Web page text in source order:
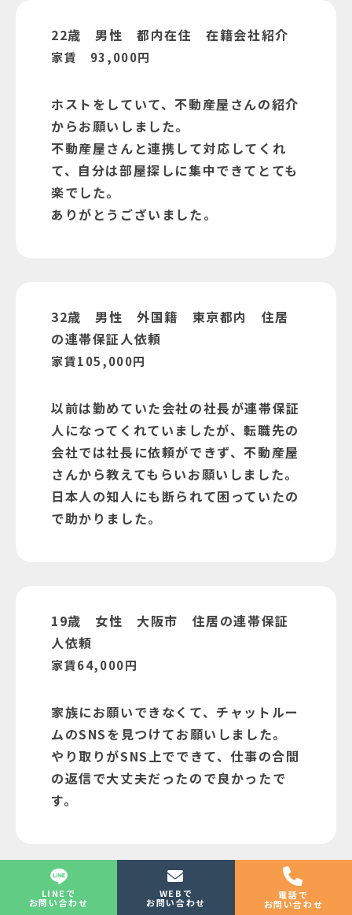
LINEで
お問い合わせ
WEBで
お問い合わせ
電話で
お問い合わせ
22歳 男性 都内在住 在籍会社紹介
家賃 93,000円
ホストをしていて、不動産屋さんの紹介
からお願いしました。
不動産屋さんと連携して対応してくれ
て、自分は部屋探しに集中できてとても
楽でした。
ありがとうございました。
32歳 男性 外国籍 東京都内 住居
の連帯保証人依頼
家賃105,000円
以前は勤めていた会社の社長が連帯保証
人になってくれていましたが、転職先の
会社では社長に依頼ができず、不動産屋
さんから教えてもらいお願いしました。
日本人の知人にも断られて困っていたの
で助かりました。
19歳 女性 大阪市 住居の連帯保証
人依頼
家賃64,000円
家族にお願いできなくて、チャットルー
ムのSNSを見つけてお願いしました。
やり取りがSNS上でできて、仕事の合間
の返信で大丈夫だったので良かったで
す。
27歳 男性 東京都内 住居の連帯保